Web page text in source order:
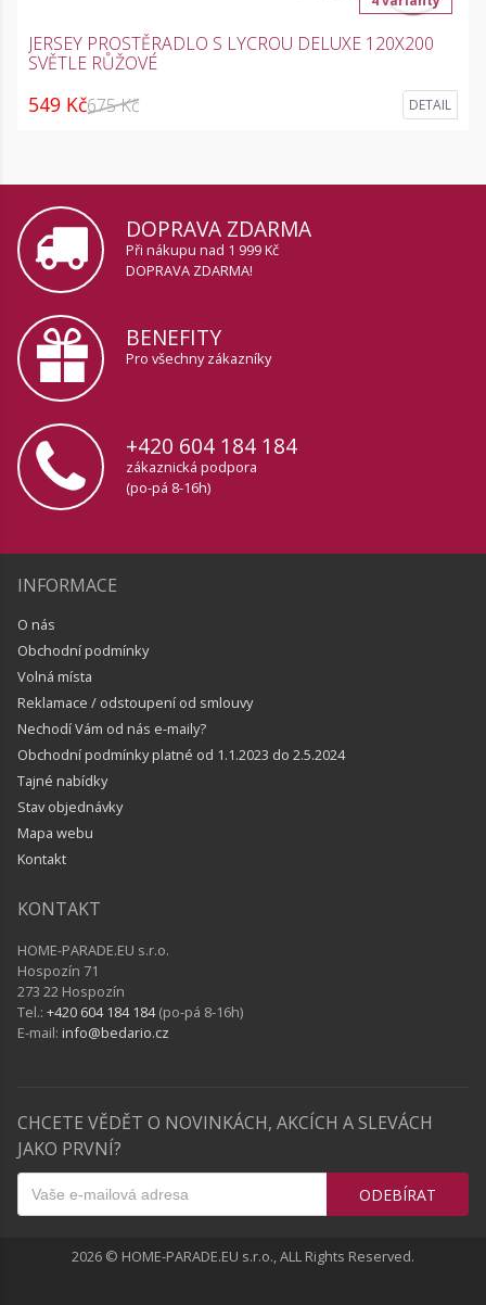
JERSEY PROSTĚRADLO S LYCROU DELUXE 120X200
SVĚTLE RŮŽOVÉ
549 Kč675 Kč DETAIL
DOPRAVA ZDARMA
Při nákupu nad 1 999 Kč
DOPRAVA ZDARMA!
BENEFITY
Pro všechny zákazníky
+420 604 184 184
zákaznická podpora
(po-pá 8-16h)
INFORMACE
O nás
Obchodní podmínky
Volná místa
Reklamace / odstoupení od smlouvy
Nechodí Vám od nás e-maily?
Obchodní podmínky platné od 1.1.2023 do 2.5.2024
Tajné nabídky
Stav objednávky
Mapa webu
Kontakt
KONTAKT
HOME-PARADE.EU s.r.o.
Hospozín 71
273 22 Hospozín
Tel.: +420 604 184 184(po-pá 8-16h)
E-mail: info@bedario.cz
CHCETE VĚDĚT O NOVINKÁCH, AKCÍCH A SLEVÁCH
JAKO PRVNÍ?
ODEBÍRAT
2026 © HOME-PARADE.EU s.r.o., ALL Rights Reserved.